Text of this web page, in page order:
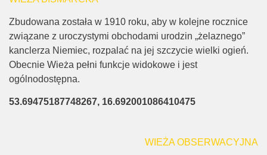
Zbudowana została w 1910 roku, aby w kolejne rocznice
związane z uroczystymi obchodami urodzin „żelaznego”
kanclerza Niemiec, rozpalać na jej szczycie wielki ogień.
Obecnie Wieża pełni funkcje widokowe i jest
ogólnodostępna.
53.69475187748267, 16.692001086410475
WIEŻA OBSERWACYJNA